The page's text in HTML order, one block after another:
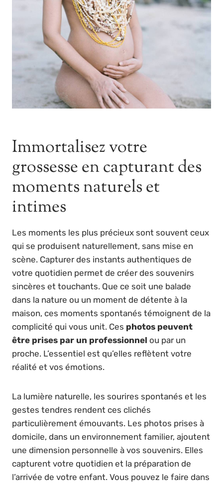
Immortalisez votre
grossesse en capturant des
moments naturels et
intimes
Les moments les plus précieux sont souvent ceux
qui se produisent naturellement, sans mise en
scène. Capturer des instants authentiques de
votre quotidien permet de créer des souvenirs
sincères et touchants. Que ce soit une balade
dans la nature ou un moment de détente à la
maison, ces moments spontanés témoignent de la
complicité qui vous unit. Ces photos peuvent
être prises par un professionnel ou par un
proche. L’essentiel est qu’elles reflètent votre
réalité et vos émotions.
La lumière naturelle, les sourires spontanés et les
gestes tendres rendent ces clichés
particulièrement émouvants. Les photos prises à
domicile, dans un environnement familier, ajoutent
une dimension personnelle à vos souvenirs. Elles
capturent votre quotidien et la préparation de
l’arrivée de votre enfant. Vous pouvez le faire dans